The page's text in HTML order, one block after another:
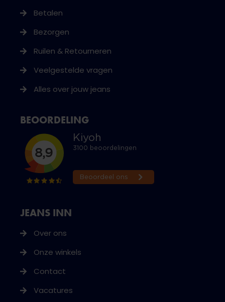
JEANS INN
Over ons
Onze winkels
Contact
Vacatures
Betalen
Bezorgen
Ruilen & Retourneren
Veelgestelde vragen
Alles over jouw jeans
BEOORDELING